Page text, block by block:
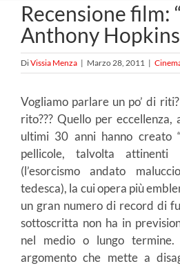
Recensione film:
Anthony Hopkins
DiVissia Menza | Marzo 28, 2011 |
Vogliamo parlare un po’ di
rito??? Quello per
ultimi 30 anni hanno creato
pellicole, talvolta
(l’esorcismo andato
tedesca), la cui opera più
un gran numero di record di
sottoscritta non ha in
nel medio o lungo
argomento che mette a